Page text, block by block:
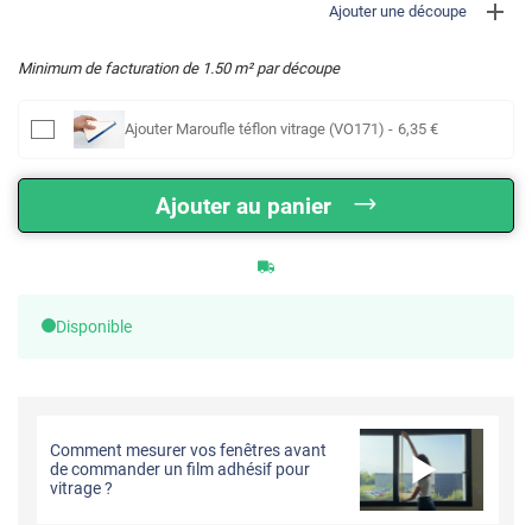
Ajouter une découpe
Minimum de facturation de 1.50m² par découpe
Ajouter Maroufle téflon vitrage (VO171) - 6,35 €
Ajouter au panier
Disponible
Comment mesurer vos fenêtres avant
de commander un film adhésif pour
vitrage ?